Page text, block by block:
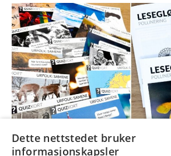
Dette nettstedet bruker
informasjonskapsler